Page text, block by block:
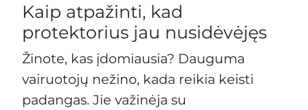
Kaip atpažinti, kad
protektorius jau nusidėvėjęs
Žinote, kas įdomiausia? Dauguma
vairuotojų nežino, kada reikia keisti
padangas. Jie važinėja su